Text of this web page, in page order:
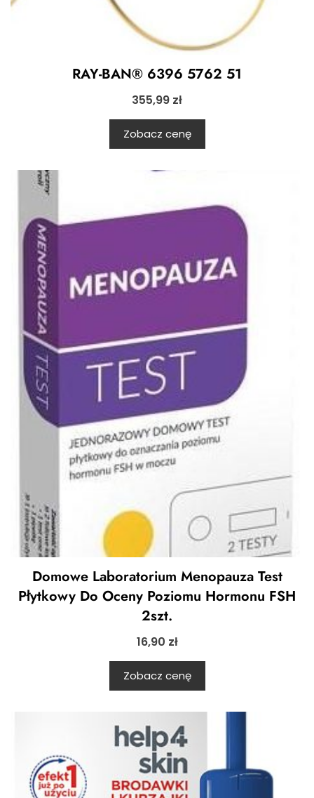
RAY-BAN® 6396 5762 51
355,99 zł
Zobacz cenę
Domowe Laboratorium Menopauza Test
Płytkowy Do Oceny Poziomu Hormonu FSH
2szt.
16,90 zł
Zobacz cenę